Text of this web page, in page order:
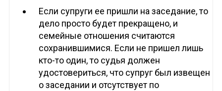
Если супруги ее пришли на заседание, то
дело просто будет прекращено, и
семейные отношения считаются
сохранившимися. Если не пришел лишь
кто-то один, то судья должен
удостовериться, что супруг был извещен
о заседании и отсутствует по